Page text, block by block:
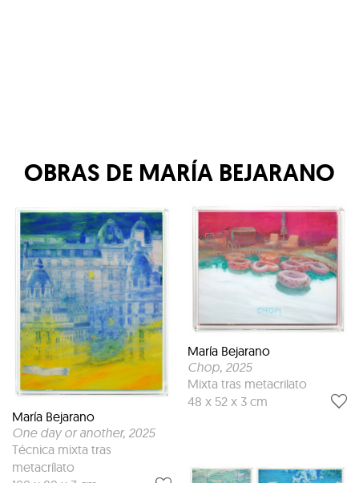
OBRAS DE MARÍA BEJARANO
María Bejarano
One day or another, 2025
Técnica mixta tras
metacrílato
María Bejarano
Chop, 2025
Mixta tras metacrilato
48 x 52 x 3 cm